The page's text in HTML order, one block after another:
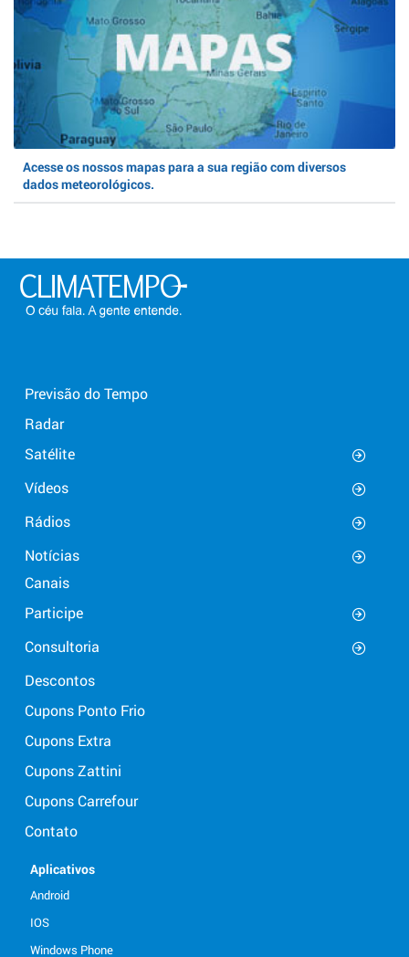
Acesse os nossos mapas para a sua região com diversos
dados meteorológicos.
Previsão do Tempo
Radar
Satélite
Vídeos
Rádios
Notícias
Canais
Participe
Consultoria
Descontos
Cupons Ponto Frio
Cupons Extra
Cupons Zattini
Cupons Carrefour
Contato
Aplicativos
Android
IOS
Windows Phone